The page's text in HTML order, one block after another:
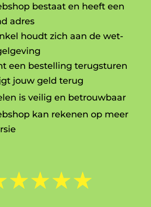
bestaat en heeft een
adres
houdt zich aan de wet-
een bestelling terugsturen
jouw geld terug
is veilig en betrouwbaar
kan rekenen op meer
☆☆☆☆